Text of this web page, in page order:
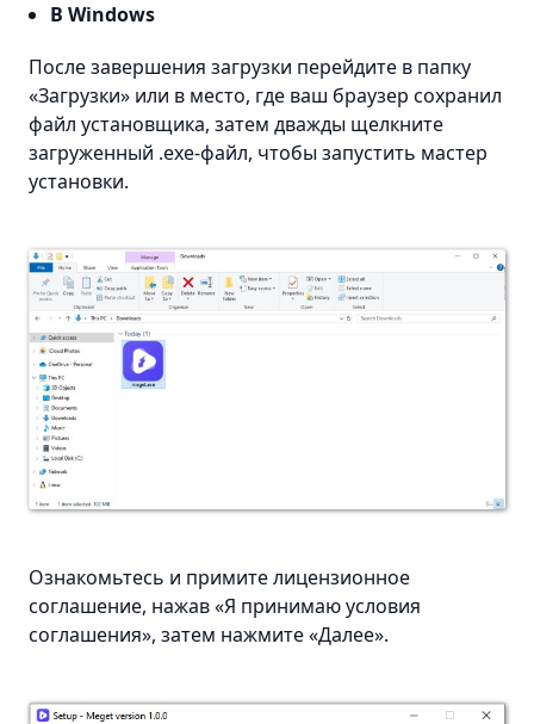
В Windows
После завершения загрузки перейдите в папку
«Загрузки» или в место, где ваш браузер сохранил
файл установщика, затем дважды щелкните
загруженный .exe-файл, чтобы запустить мастер
установки.
Ознакомьтесь и примите лицензионное
соглашение, нажав «Я принимаю условия
соглашения», затем нажмите «Далее».